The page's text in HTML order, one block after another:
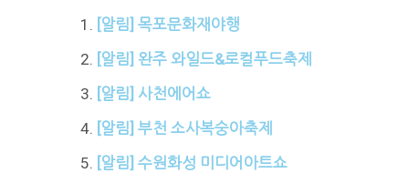
[알림] 목포문화재야행
[알림] 완주 와일드&로컬푸드축제
[알림] 사천에어쇼
[알림] 부천 소사복숭아축제
[알림] 수원화성 미디어아트쇼